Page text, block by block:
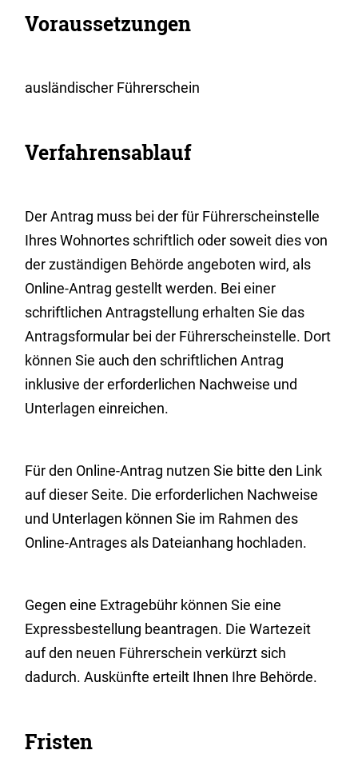
Voraussetzungen
ausländischer Führerschein
Verfahrensablauf
Der Antrag muss bei der für Führerscheinstelle
Ihres Wohnortes schriftlich oder soweit dies von
der zuständigen Behörde angeboten wird, als
Online-Antrag gestellt werden. Bei einer
schriftlichen Antragstellung erhalten Sie das
Antragsformular bei der Führerscheinstelle. Dort
können Sie auch den schriftlichen Antrag
inklusive der erforderlichen Nachweise und
Unterlagen einreichen.
Für den Online-Antrag nutzen Sie bitte den Link
auf dieser Seite. Die erforderlichen Nachweise
und Unterlagen können Sie im Rahmen des
Online-Antrages als Dateianhang hochladen.
Gegen eine Extragebühr können Sie eine
Expressbestellung beantragen. Die Wartezeit
auf den neuen Führerschein verkürzt sich
dadurch. Auskünfte erteilt Ihnen Ihre Behörde.
Fristen